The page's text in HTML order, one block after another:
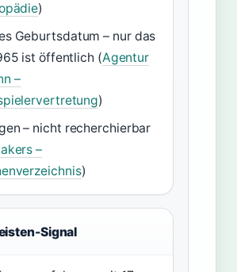
)
Geburtsdatum – nur das
ist öffentlich (Agentur
–
)
– nicht recherchierbar
–
)
Signal